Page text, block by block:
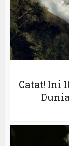
Catat! Ini